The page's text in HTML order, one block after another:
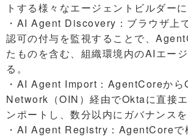
トする様々なエージェントビルダーに
・AI Agent Discovery：ブラウザ上
認可の付与を監視することで、
たものを含む、組織環境内のAIエー
る。
・AI Agent Import：AgentCoreか
Network（OIN）経由でOktaに直接
ンポートし、数分以内にガバナンスを
・AI Agent Registry：AgentCoreで